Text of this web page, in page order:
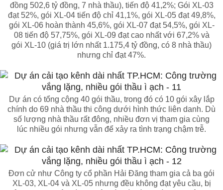
đồng 502,6 tỷ đồng, 7 nhà thầu), tiến độ 41,2%; Gói XL-03
đạt 52%, gói XL-04 tiến độ chỉ 41,1%, gói XL-05 đạt 49,8%,
gói XL-06 hoàn thành 45,6%, gói XL-07 đạt 54,5%, gói XL-
08 tiến độ 57,75%, gói XL-09 đạt cao nhất với 67,2% và
gói XL-10 (giá trị lớn nhất 1.175,4 tỷ đồng, có 8 nhà thầu)
nhưng chỉ đạt 47%.
Dự án có tổng cộng 40 gói thầu, trong đó có 10 gói xây lắp
chính do 69 nhà thầu thi công dưới hình thức liên danh. Dù
số lượng nhà thầu rất đông, nhiều đơn vị tham gia cùng
lúc nhiều gói nhưng vẫn để xảy ra tình trạng chậm trễ.
Đơn cử như Công ty cổ phần Hải Đăng tham gia cả ba gói
XL-03, XL-04 và XL-05 nhưng đều không đạt yêu cầu, bị